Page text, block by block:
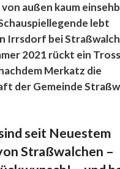
außen kaum
lebt
Irrsdorf bei
2021 rückt ein Tross
Merkatz die
der Gemeinde
seit Neuestem
Straßwalchen –